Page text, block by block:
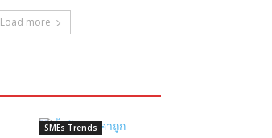
Load more
SMEs Trends